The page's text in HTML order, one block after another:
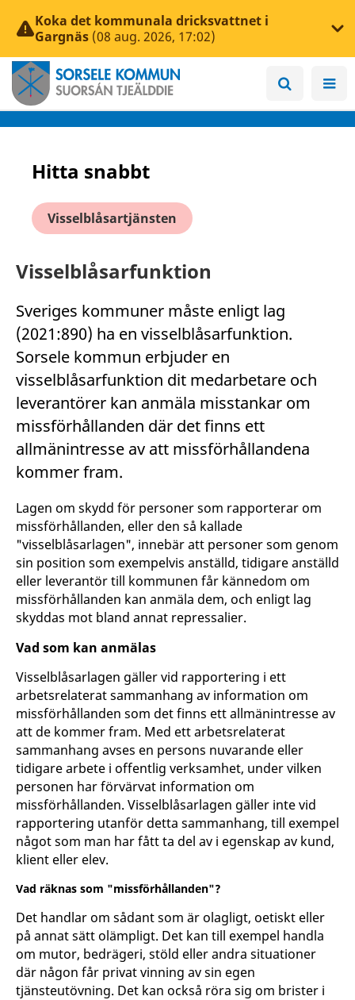
Koka det kommunala dricksvattnet i
Gargnäs (08 aug. 2026, 17:02)
Hitta snabbt
Visselblåsartjänsten
Visselblåsarfunktion
Sveriges kommuner måste enligt lag
(2021:890) ha en visselblåsarfunktion.
Sorsele kommun erbjuder en
visselblåsarfunktion dit medarbetare och
leverantörer kan anmäla misstankar om
missförhållanden där det finns ett
allmänintresse av att missförhållandena
kommer fram.
Lagen om skydd för personer som rapporterar om
missförhållanden, eller den så kallade
"visselblåsarlagen", innebär att personer som genom
sin position som exempelvis anställd, tidigare anställd
eller leverantör till kommunen får kännedom om
missförhållanden kan anmäla dem, och enligt lag
skyddas mot bland annat repressalier.
Vad som kan anmälas
Visselblåsarlagen gäller vid rapportering i ett
arbetsrelaterat sammanhang av information om
missförhållanden som det finns ett allmänintresse av
att de kommer fram. Med ett arbetsrelaterat
sammanhang avses en persons nuvarande eller
tidigare arbete i offentlig verksamhet, under vilken
personen har förvärvat information om
missförhållanden. Visselblåsarlagen gäller inte vid
rapportering utanför detta sammanhang, till exempel
något som man har fått ta del av i egenskap av kund,
klient eller elev.
Vad räknas som "missförhållanden"?
Det handlar om sådant som är olagligt, oetiskt eller
på annat sätt olämpligt. Det kan till exempel handla
om mutor, bedrägeri, stöld eller andra situationer
där någon får privat vinning av sin egen
tjänsteutövning. Det kan också röra sig om brister i